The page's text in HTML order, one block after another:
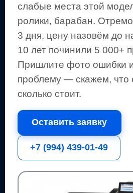
слабые места этой
ролики, барабан.
3 дня, цену назовём до
10 лет починили 5 000+
Пришлите фото ошибки
проблему — скажем, что
сколько стоит.
Оставить заявку
+7 (994) 439-01-49